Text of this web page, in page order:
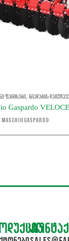
ფარცხები, ნიადაგის
Gaspardo VELOCE
Maschio Gaspardo